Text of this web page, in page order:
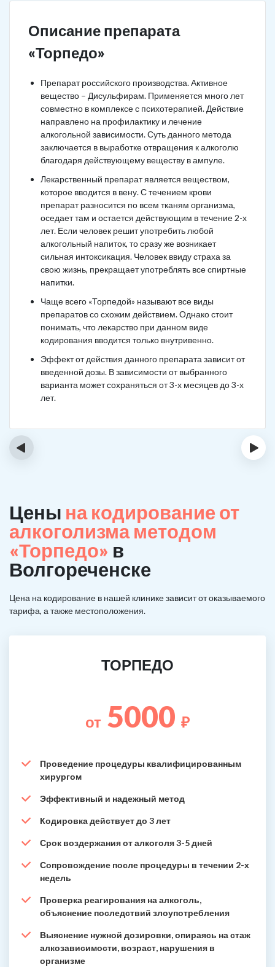
Описание препарата
«Торпедо»
Препарат российского производства. Активное
вещество – Дисульфирам. Применяется много лет
совместно в комплексе с психотерапией. Действие
направлено на профилактику и лечение
алкогольной зависимости. Суть данного метода
заключается в выработке отвращения к алкоголю
благодаря действующему веществу в ампуле.
Лекарственный препарат является веществом,
которое вводится в вену. С течением крови
препарат разносится по всем тканям организма,
оседает там и остается действующим в течение 2-х
лет. Если человек решит употребить любой
алкогольный напиток, то сразу же возникает
сильная интоксикация. Человек ввиду страха за
свою жизнь, прекращает употреблять все спиртные
напитки.
Чаще всего «Торпедой» называют все виды
препаратов со схожим действием. Однако стоит
понимать, что лекарство при данном виде
кодирования вводится только внутривенно.
Эффект от действия данного препарата зависит от
введенной дозы. В зависимости от выбранного
варианта может сохраняться от 3-х месяцев до 3-х
лет.
‹ ›
Цены на кодирование от
алкоголизма методом
«Торпедо» в
Волгореченске
Цена на кодирование в нашей клинике зависит от оказываемого
тарифа, а также местоположения.
ТОРПЕДО
от 5000 ₽
Проведение процедуры квалифицированным
хирургом
Эффективный и надежный метод
Кодировка действует до 3 лет
Срок воздержания от алкоголя 3-5 дней
Сопровождение после процедуры в течении 2-х
недель
Проверка реагирования на алкоголь,
объяснение последствий злоупотребления
Выяснение нужной дозировки, опираясь на стаж
алкозависимости, возраст, нарушения в
организме